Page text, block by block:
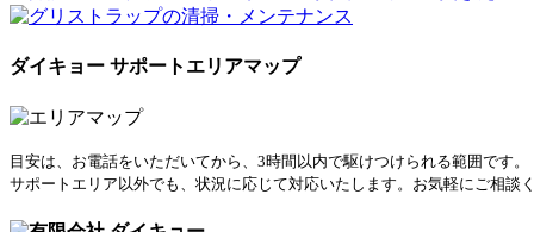
ダイキョー サポートエリアマップ
目安は、お電話をいただいてから、3時間以内で駆けつけられる範囲です。
サポートエリア以外でも、状況に応じて対応いたします。お気軽にご相談く